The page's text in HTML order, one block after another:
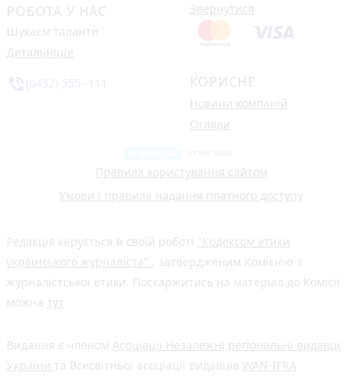
РОБОТА У НАС
Шукаєм таланти
Детальніше
Звернутися
КОРИСНЕ
Новини компаній
Огляди
Правила користування сайтом
Умови і правила надання платного доступу
Редакція керується в своїй роботі "Кодексом етики
українського журналіста" , затвердженим Комісією з
журналістської етики. Поскаржитись на матеріал до Комісії
можна тут
Видання є членом Асоціації Незалежні регіональні видавці
України та Всесвітньої асоціації видавців WAN-IFRA